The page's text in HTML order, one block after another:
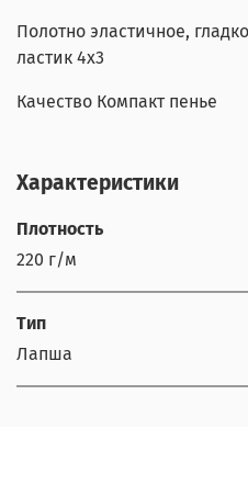
Полотно эластичное,
ластик 4х3
Качество Компакт пенье
Характеристики
Плотность
220 г/м
Тип
Лапша